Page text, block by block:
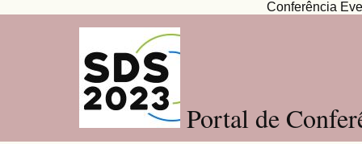
Conferência
Portal de